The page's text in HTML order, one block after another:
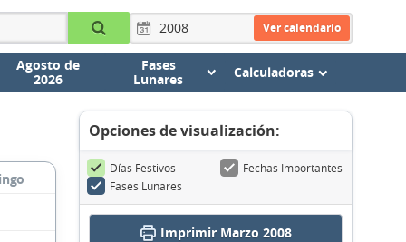
Ver calendario
Agosto de
2026
Fases
Lunares
Calculadoras
Opciones de visualización:
Días Festivos
Fechas Importantes
Fases Lunares
Imprimir Marzo 2008